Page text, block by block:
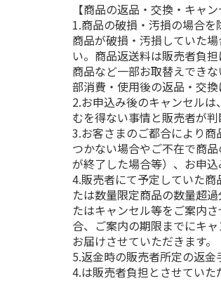
【商品の返品・交換・キャ
1.商品の破損・汚損の場合
商品が破損・汚損していた
い。商品返送料は販売者負
商品など一部お取替えでき
部消費・使用後の返品・交換
2.お申込み後のキャンセル
むを得ない事情と販売者が
3.お客さまのご都合により
つかない場合やご不在で商
が終了した場合等）、お申込
4.販売者にて予定していた
たは数量限定商品の数量超
たはキャンセル等をご案内
合、ご案内の期限までにキ
お届けさせていただきます。
5.返金時の販売者所定の返金
4.は販売者負担とさせていた